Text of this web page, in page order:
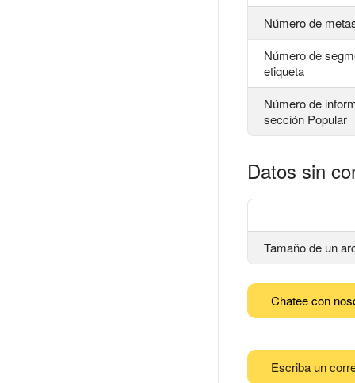
Número de
Número de
etiqueta
Número de
sección Popular
Datos sin
Tamaño de un
Chatee con
Escriba un